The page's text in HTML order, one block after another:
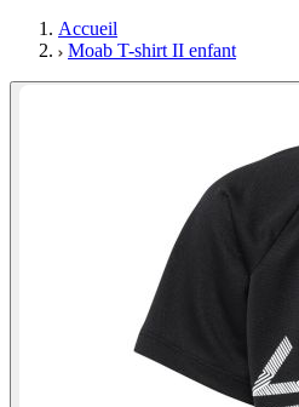
Accueil
Moab T-shirt II enfant